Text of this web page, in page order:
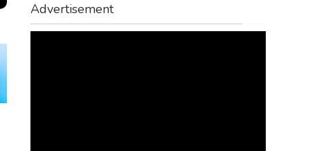
Advertisement